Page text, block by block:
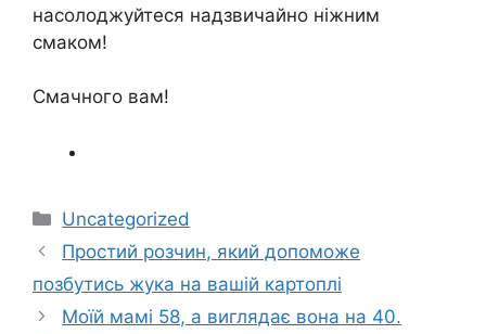
насолоджуйтеся надзвичайно ніжним
смаком!
Смачного вам!
Категорії
Uncategorized
Простий розчин, який допоможе
позбутись жука на вашій картоплі
Моїй мамі 58, а виглядає вона на 40.